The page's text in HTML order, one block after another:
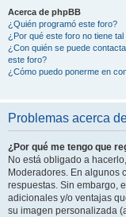
Acerca de phpBB
¿Quién programó este foro?
¿Por qué este foro no tiene
¿Con quién se puede
este foro?
¿Cómo puedo ponerme en
Problemas acerca
¿Por qué me tengo que
No está obligado a
Moderadores. En algunos
respuestas. Sin embargo,
adicionales y/o ventajas
su imagen personalizada